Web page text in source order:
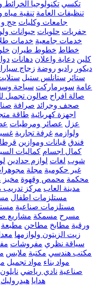
تكسي تكنولوجيا
تنظيفات العامة تنقية مياه
جامعات وكليات حج
حفريات حلويات حيوانات
خدمات جامعية خدمات
خطاط خطوط طيران
كلين دعاية واعلان دهانات
ديكور راديو روضة زجاج
ستائر ستانلس ستيل
عامة سوبرماركت سياحة
صالة افراح صالون تجميل
صحف وجرائد صرافة
اجهزة كهربائية طاقة
عزل عصائر ومرطبات
ولوازمه غرفة تجارية
فندق قبانات وموازين
كمال اجسام كماليات
شوب لغات لوازم حدادين
غير حكومية مجلة
محكمة محمص وقهوة مخبز
مدينة العاب مركز تدريب
مستلزمات اطفال
مستلزمات صناعية
مسرح مسمكة مشاريع
ورقية مطابخ مطاحن مطبعة
زيت الزيتون ولوازمها
سياقة نظري مفروشات
مكتب هندسي مكتبة ملابس
مواد بناء مواد تجميل
صناعية نادي رياضي نايلون
هدايا هيدروليك